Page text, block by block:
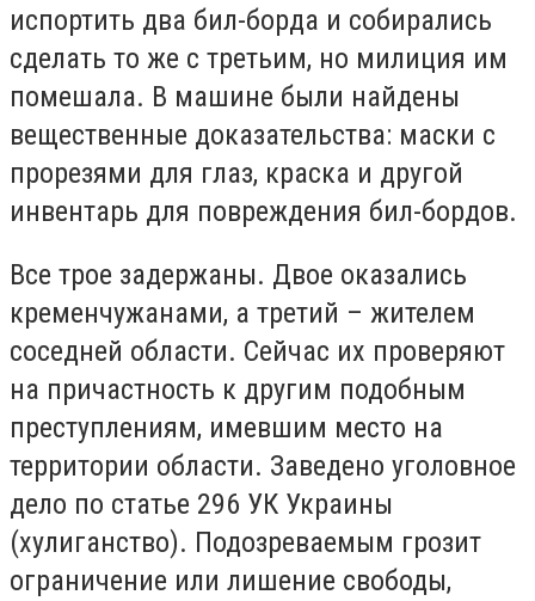
испортить два бил-борда и собирались
сделать то же с третьим, но милиция им
помешала. В машине были найдены
вещественные доказательства: маски с
прорезями для глаз, краска и другой
инвентарь для повреждения бил-бордов.
Все трое задержаны. Двое оказались
кременчужанами, а третий – жителем
соседней области. Сейчас их проверяют
на причастность к другим подобным
преступлениям, имевшим место на
территории области. Заведено уголовное
дело по статье 296 УК Украины
(хулиганство). Подозреваемым грозит
ограничение или лишение свободы,